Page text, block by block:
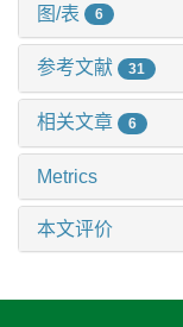
图/表 6
参考文献 31
相关文章 6
Metrics
本文评价